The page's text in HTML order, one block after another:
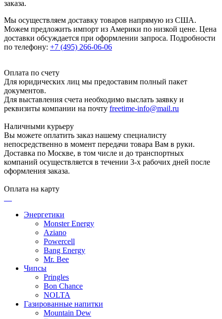
заказа.
Мы осуществляем доставку товаров напрямую из США.
Можем предложить импорт из Америки по низкой цене. Цена
доставки обсуждается при оформлении запроса. Подробности
по телефону: +7 (495) 266-06-06
Оплата по счету
Для юридических лиц мы предоставим полный пакет
документов.
Для выставления счета необходимо выслать заявку и
реквизиты компании на почту freetime-info@mail.ru
Наличными курьеру
Вы можете оплатить заказ нашему специалисту
непосредственно в момент передачи товара Вам в руки.
Доставка по Москве, в том числе и до транспортных
компаний осуществляется в течении 3-х рабочих дней после
оформления заказа.
Оплата на карту
Энергетики
Monster Energy
Aziano
Powercell
Bang Energy
Mr. Bee
Чипсы
Pringles
Bon Chance
NOLTA
Газированные напитки
Mountain Dew